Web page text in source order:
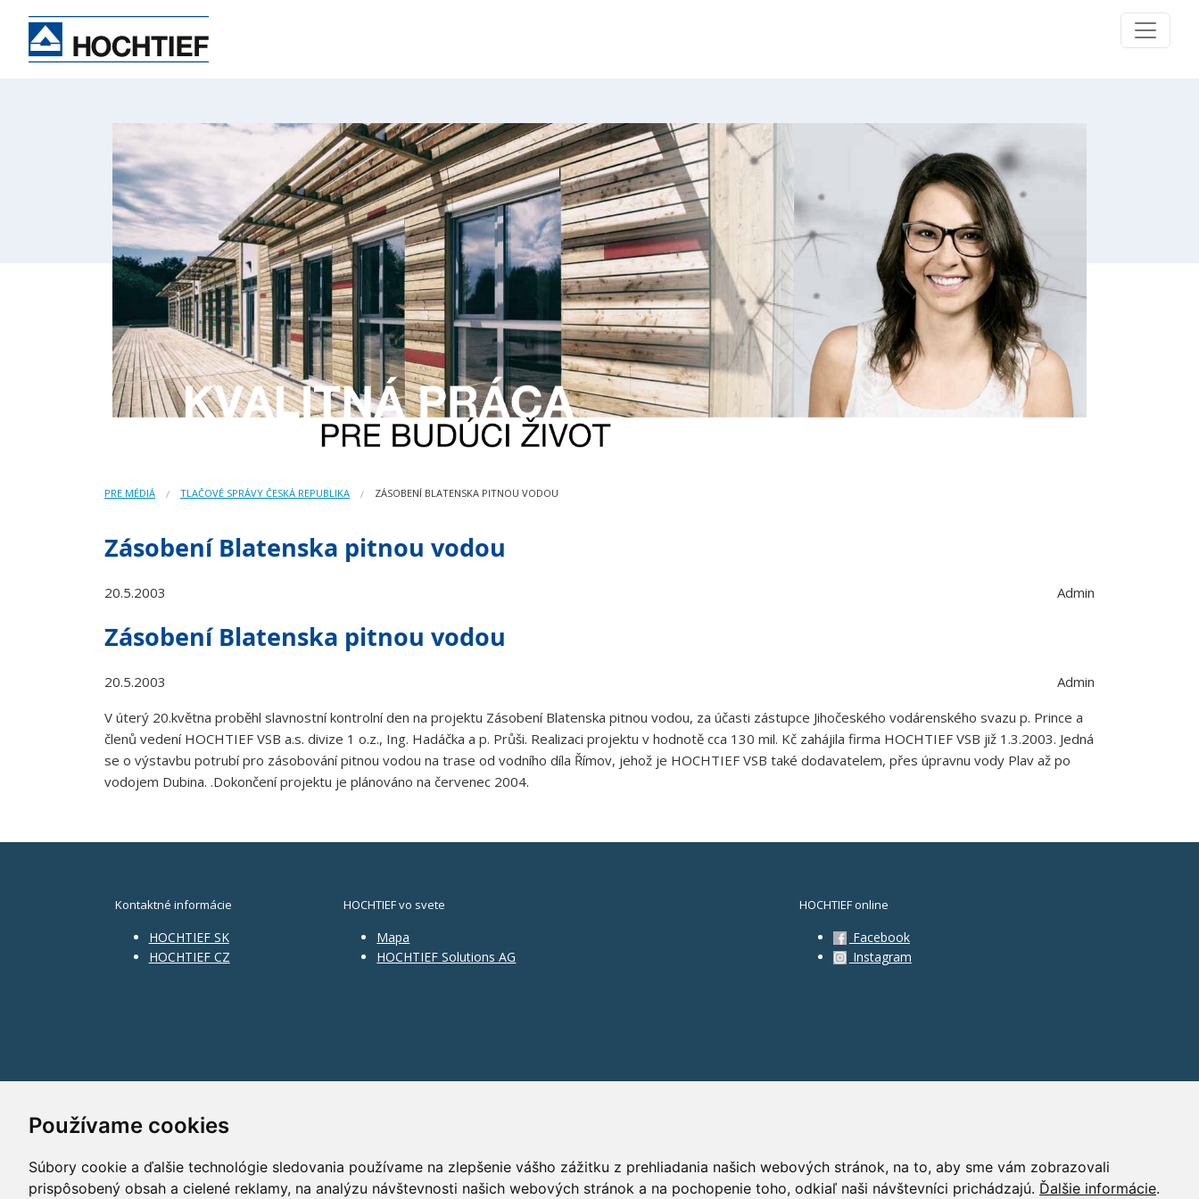
Používame cookies
Súbory cookie a ďalšie technológie sledovania používame na zlepšenie vášho zážitku z prehliadania našich webových stránok, na to, aby sme vám zobrazovali
prispôsobený obsah a cielené reklamy, na analýzu návštevnosti našich webových stránok a na pochopenie toho, odkiaľ naši návštevníci prichádzajú. Ďalšie informácie.
PRE MÉDIÁ TLAČOVÉ SPRÁVY ČESKÁ REPUBLIKA ZÁSOBENÍ BLATENSKA PITNOU VODOU
Zásobení Blatenska pitnou vodou
20.5.2003 Admin
Zásobení Blatenska pitnou vodou
20.5.2003
Admin
V úterý 20.května proběhl slavnostní kontrolní den na projektu Zásobení Blatenska pitnou vodou, za účasti zástupce Jihočeského vodárenského svazu p. Prince a
členů vedení HOCHTIEF VSB a.s. divize 1 o.z., Ing. Hadáčka a p. Průši. Realizaci projektu v hodnotě cca 130 mil. Kč zahájila firma HOCHTIEF VSB již 1.3.2003. Jedná
se o výstavbu potrubí pro zásobování pitnou vodou na trase od vodního díla Římov, jehož je HOCHTIEF VSB také dodavatelem, přes úpravnu vody Plav až po
vodojem Dubina. .Dokončení projektu je plánováno na červenec 2004.
Kontaktné informácie
HOCHTIEF SK
HOCHTIEF CZ
HOCHTIEF vo svete
Mapa
HOCHTIEF Solutions AG
HOCHTIEF online
Facebook
Instagram